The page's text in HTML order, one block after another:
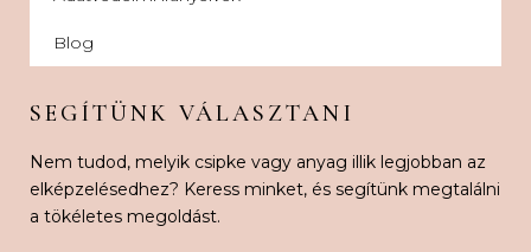
Blog
SEGÍTÜNK VÁLASZTANI
Nem tudod, melyik csipke vagy anyag illik legjobban az
elképzelésedhez? Keress minket, és segítünk megtalálni
a tökéletes megoldást.